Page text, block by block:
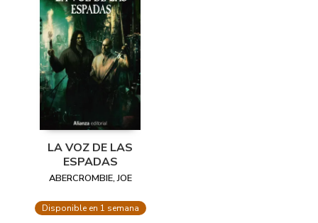
LA VOZ DE LAS
ESPADAS
ABERCROMBIE, JOE
Disponible en 1 semana